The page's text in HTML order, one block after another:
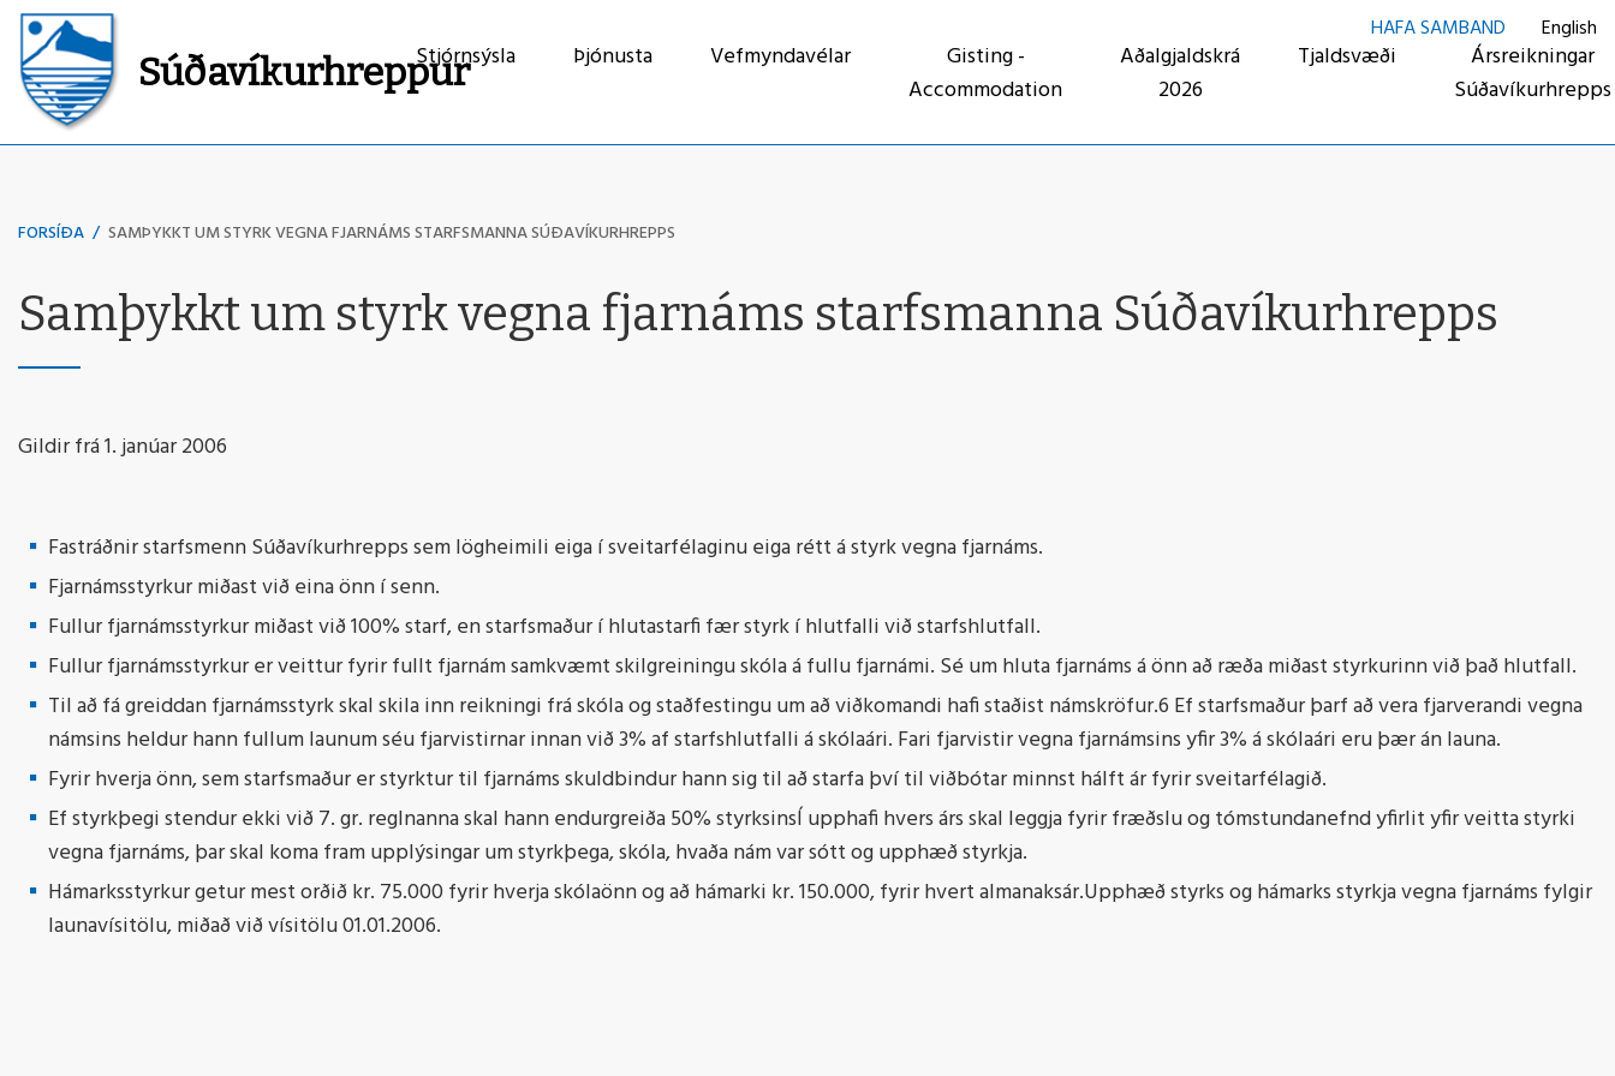
Súðavíkurhreppur
Stjórnsýsla Þjónusta Vefmyndavélar
Gisting -
Accommodation
Aðalgjaldskrá
2026
Tjaldsvæði
Ársreikningar
Súðavíkurhrepps
Leita
HAFA SAMBAND English
FORSÍÐA / SAMÞYKKT UM STYRK VEGNA FJARNÁMS STARFSMANNA SÚÐAVÍKURHREPPS
Samþykkt um styrk vegna fjarnáms starfsmanna Súðavíkurhrepps
Gildir frá 1. janúar 2006
Fastráðnir starfsmenn Súðavíkurhrepps sem lögheimili eiga í sveitarfélaginu eiga rétt á styrk vegna fjarnáms.
Fjarnámsstyrkur miðast við eina önn í senn.
Fullur fjarnámsstyrkur miðast við 100% starf, en starfsmaður í hlutastarfi fær styrk í hlutfalli við starfshlutfall.
Fullur fjarnámsstyrkur er veittur fyrir fullt fjarnám samkvæmt skilgreiningu skóla á fullu fjarnámi. Sé um hluta fjarnáms á önn að ræða miðast styrkurinn við það hlutfall.
Til að fá greiddan fjarnámsstyrk skal skila inn reikningi frá skóla og staðfestingu um að viðkomandi hafi staðist námskröfur.6 Ef starfsmaður þarf að vera fjarverandi vegna
námsins heldur hann fullum launum séu fjarvistirnar innan við 3% af starfshlutfalli á skólaári. Fari fjarvistir vegna fjarnámsins yfir 3% á skólaári eru þær án launa.
Fyrir hverja önn, sem starfsmaður er styrktur til fjarnáms skuldbindur hann sig til að starfa því til viðbótar minnst hálft ár fyrir sveitarfélagið.
Ef styrkþegi stendur ekki við 7. gr. reglnanna skal hann endurgreiða 50% styrksinsÍ upphafi hvers árs skal leggja fyrir fræðslu og tómstundanefnd yfirlit yfir veitta styrki
vegna fjarnáms, þar skal koma fram upplýsingar um styrkþega, skóla, hvaða nám var sótt og upphæð styrkja.
Hámarksstyrkur getur mest orðið kr. 75.000 fyrir hverja skólaönn og að hámarki kr. 150.000, fyrir hvert almanaksár.Upphæð styrks og hámarks styrkja vegna fjarnáms fylgir
launavísitölu, miðað við vísitölu 01.01.2006.